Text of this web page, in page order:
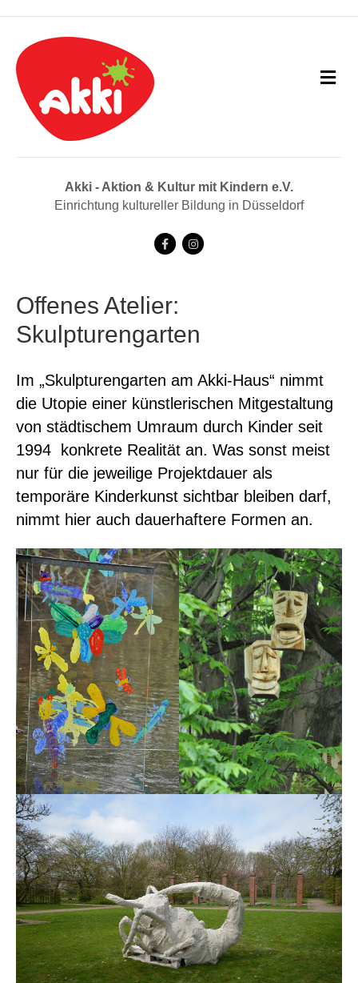
Akki - Aktion & Kultur mit Kindern e.V.
Einrichtung kultureller Bildung in Düsseldorf
F
b
o
k
I
a
r
a
m
N
a
a
Offenes Atelier:
Skulpturengarten
Im „Skulpturengarten am Akki-Haus“ nimmt
die Utopie einer künstlerischen Mitgestaltung
von städtischem Umraum durch Kinder seit
1994 konkrete Realität an. Was sonst meist
nur für die jeweilige Projektdauer als
temporäre Kinderkunst sichtbar bleiben darf,
nimmt hier auch dauerhaftere Formen an.